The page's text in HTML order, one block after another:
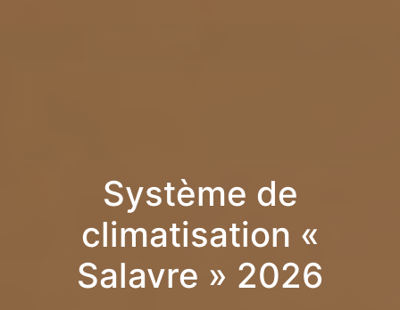
Système de
climatisation «
Salavre » 2026